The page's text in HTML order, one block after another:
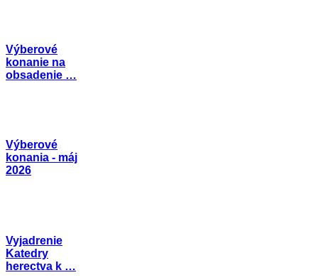
Výberové
konanie na
obsadenie …
Výberové
konania - máj
2026
Vyjadrenie
Katedry
herectva k …